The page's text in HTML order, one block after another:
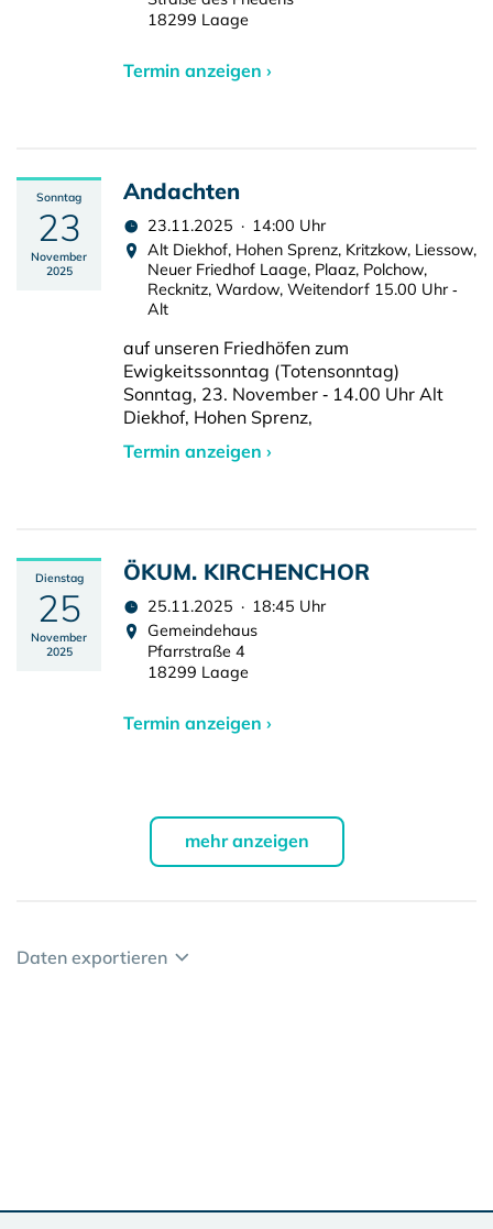
18299 Laage
Termin anzeigen ›
Sonntag
23
November
2025
Andachten
23.11.2025 · 14:00 Uhr
Alt Diekhof, Hohen Sprenz, Kritzkow, Liessow,
Neuer Friedhof Laage, Plaaz, Polchow,
Recknitz, Wardow, Weitendorf 15.00 Uhr ‑
Alt
auf unseren Friedhöfen zum
Ewigkeitssonntag (Totensonntag)
Sonntag, 23. November ‑ 14.00 Uhr Alt
Diekhof, Hohen Sprenz,
Termin anzeigen ›
Dienstag
25
November
2025
ÖKUM. KIRCHENCHOR
25.11.2025 · 18:45 Uhr
Gemeindehaus
Pfarrstraße 4
18299 Laage
Termin anzeigen ›
mehr anzeigen
Daten exportieren